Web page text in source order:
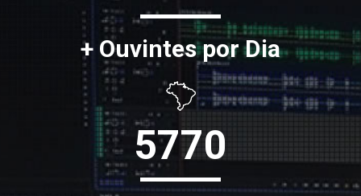
+ Ouvintes por Dia
5770